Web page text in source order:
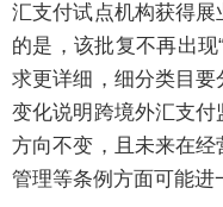
汇支付试点机构获得
的是，该批复不再出
求更详细，细分类目
变化说明跨境外汇支
方向不变，且未来在
管理等条例方面可能进